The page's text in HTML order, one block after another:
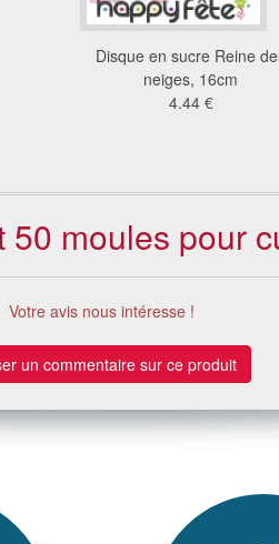
Disque en sucre Reine
neiges, 16cm
4.44 €
moules pour
Votre avis nous intéresse !
un commentaire sur ce produit